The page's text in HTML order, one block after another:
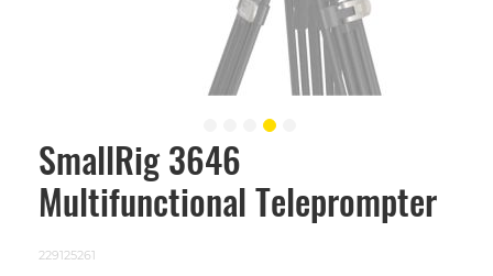
SmallRig 3646
Multifunctional Teleprompter
229125261
Skip
beginning
images